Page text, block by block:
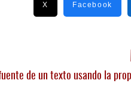
X Facebook
de un texto usando la